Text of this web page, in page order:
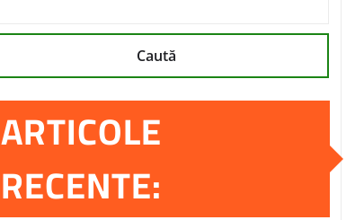
Caută
ARTICOLE
RECENTE: